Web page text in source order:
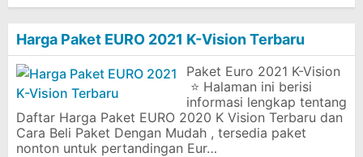
Harga Paket EURO 2021 K-Vision Terbaru
Paket Euro 2021 K-Vision
⭐ Halaman ini berisi
informasi lengkap tentang
Daftar Harga Paket EURO 2020 K Vision Terbaru dan
Cara Beli Paket Dengan Mudah , tersedia paket
nonton untuk pertandingan Eur…